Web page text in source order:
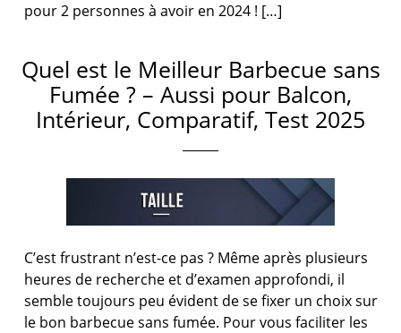
pour 2 personnes à avoir en 2024 ! […]
Quel est le Meilleur Barbecue sans
Fumée ? – Aussi pour Balcon,
Intérieur, Comparatif, Test 2025
C’est frustrant n’est-ce pas ? Même après plusieurs
heures de recherche et d’examen approfondi, il
semble toujours peu évident de se fixer un choix sur
le bon barbecue sans fumée. Pour vous faciliter les